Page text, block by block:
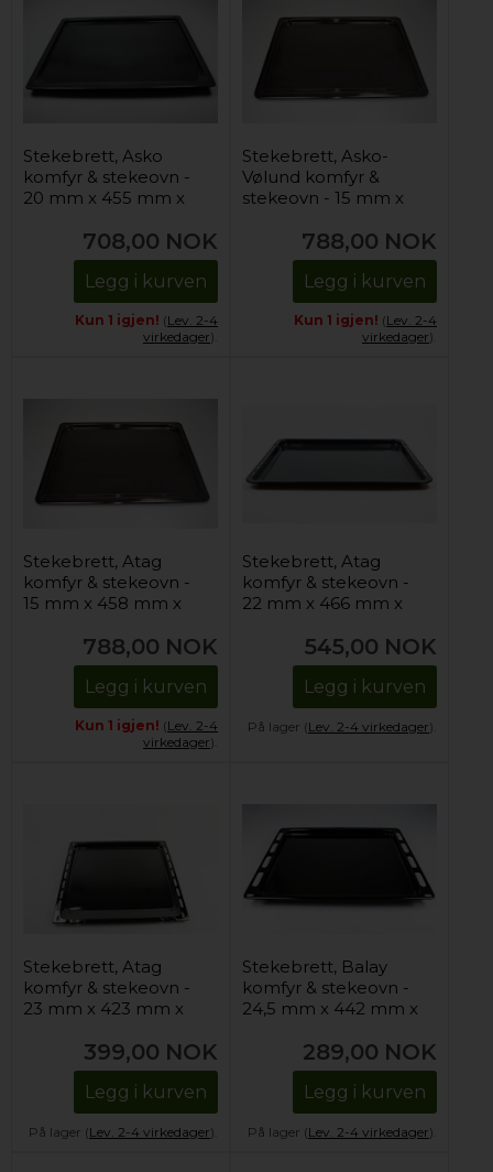
Stekebrett, Asko
komfyr & stekeovn -
20 mm x 455 mm x
708,00 NOK
Legg i kurven
Kun 1 igjen! (Lev. 2-4
virkedager).
Stekebrett, Asko-
Vølund komfyr &
stekeovn - 15 mm x
788,00 NOK
Legg i kurven
Kun 1 igjen! (Lev. 2-4
virkedager).
Stekebrett, Atag
komfyr & stekeovn -
15 mm x 458 mm x
788,00 NOK
Legg i kurven
Kun 1 igjen! (Lev. 2-4
virkedager).
Stekebrett, Atag
komfyr & stekeovn -
22 mm x 466 mm x
545,00 NOK
Legg i kurven
På lager (Lev. 2-4 virkedager).
Stekebrett, Atag
komfyr & stekeovn -
23 mm x 423 mm x
399,00 NOK
Legg i kurven
På lager (Lev. 2-4 virkedager).
Stekebrett, Balay
komfyr & stekeovn -
24,5 mm x 442 mm x
289,00 NOK
Legg i kurven
På lager (Lev. 2-4 virkedager).